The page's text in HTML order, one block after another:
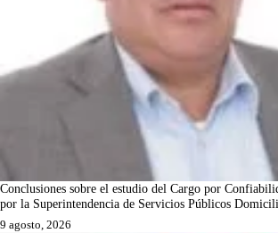
Conclusiones sobre el estudio del Cargo por
por la Superintendencia de Servicios Públicos
9 agosto, 2026